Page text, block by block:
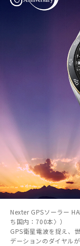
Nexter GPSソーラー
ち国内：700本〉）
GPS衛星電波を捉え、
デーションのダイヤル